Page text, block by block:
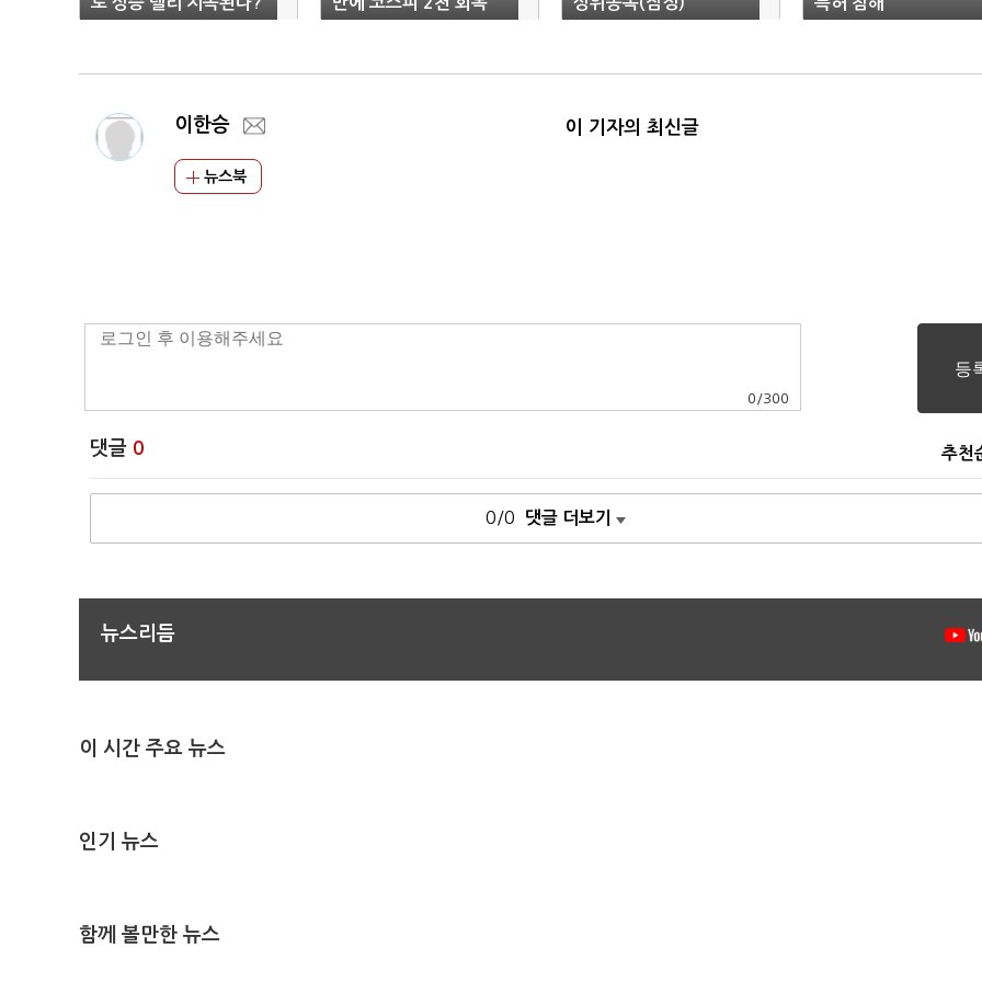
(마감)
이한승
뉴스북
이 기자의 최신글
0 /300
댓글 0 추천
0/0 댓글 더보기
뉴스리듬
이 시간 주요 뉴스
인기 뉴스
함께 볼만한 뉴스